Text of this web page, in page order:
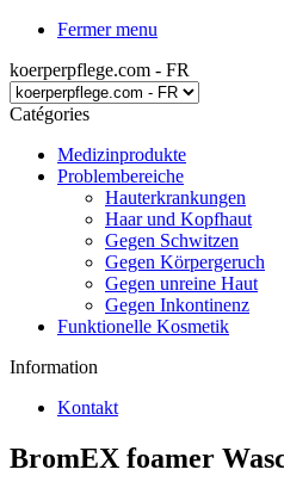
Fermer menu
koerperpflege.com - FR
Catégories
Medizinprodukte
Problembereiche
Hauterkrankungen
Haar und Kopfhaut
Gegen Schwitzen
Gegen Körpergeruch
Gegen unreine Haut
Gegen Inkontinenz
Funktionelle Kosmetik
Information
Kontakt
BromEX foamer